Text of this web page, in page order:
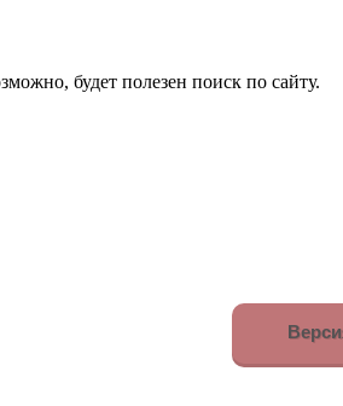
будет полезен поиск по сайту.